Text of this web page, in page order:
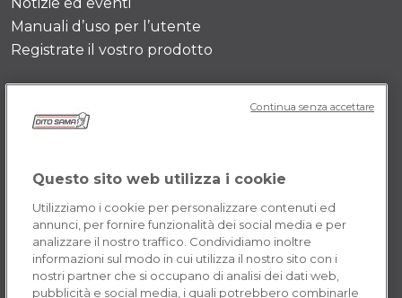
Manuali d’uso per l’utente
Registrate il vostro prodotto
Storia dell’azienda
Valore e missione
Contattaci
Opportunità di carriera
POLICY IT
Questo sito web utilizza i cookie
Utilizziamo i cookie per personalizzare contenuti ed
annunci, per fornire funzionalità dei social media e per
analizzare il nostro traffico. Condividiamo inoltre
informazioni sul modo in cui utilizza il nostro sito con i
nostri partner che si occupano di analisi dei dati web,
pubblicità e social media, i quali potrebbero combinarle
Continua senza accettare